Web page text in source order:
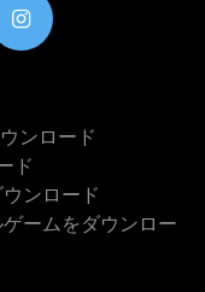
ンロード
ド
ンロード
ームをダウンロー